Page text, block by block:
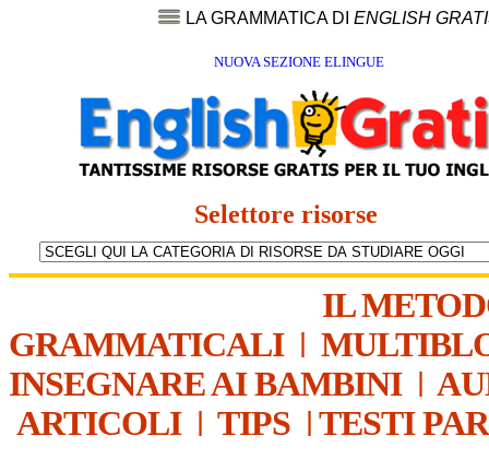
LA GRAMMATICA DI ENGLISH
NUOVA SEZIONE ELINGUE
Selettore risorse
IL
GRAMMATICALI|
INSEGNARE AI BAMBINI|
ARTICOLI| TIPS | TESTI